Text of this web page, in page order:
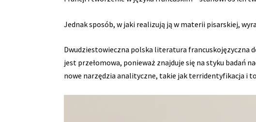
Jednak sposób, w jaki realizują ją w materii pisarskiej,
Dwudziestowieczna polska literatura francuskojęzyczna
jest przełomowa, ponieważ znajduje się na styku badań
nowe narzędzia analityczne, takie jak terridentyfikacja i